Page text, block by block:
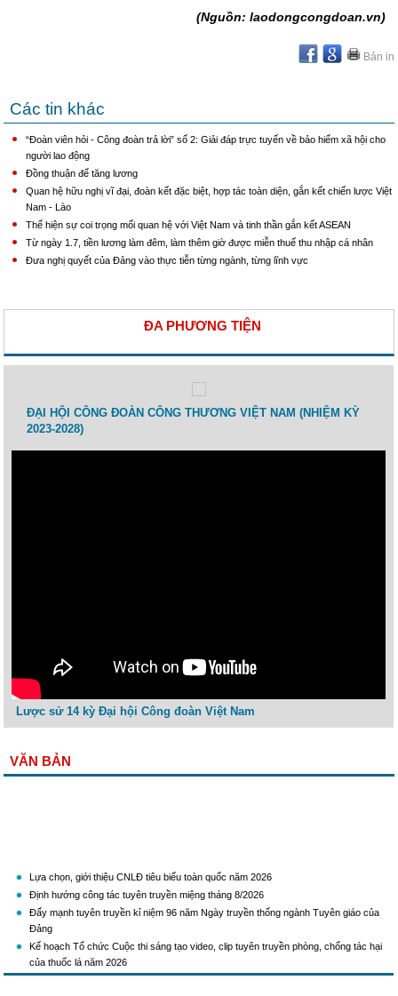
(Nguồn: laodongcongdoan.vn)
Bản in
Các tin khác
“Đoàn viên hỏi - Công đoàn trả lời” số 2: Giải đáp trực tuyến về bảo hiểm xã hội cho
người lao động
Đồng thuận để tăng lương
Quan hệ hữu nghị vĩ đại, đoàn kết đặc biệt, hợp tác toàn diện, gắn kết chiến lược Việt
Nam - Lào
Thể hiện sự coi trọng mối quan hệ với Việt Nam và tinh thần gắn kết ASEAN
Từ ngày 1.7, tiền lương làm đêm, làm thêm giờ được miễn thuế thu nhập cá nhân
Đưa nghị quyết của Đảng vào thực tiễn từng ngành, từng lĩnh vực
ĐA PHƯƠNG TIỆN
ĐẠI HỘI CÔNG ĐOÀN CÔNG THƯƠNG VIỆT NAM (NHIỆM KỲ
2023-2028)
Lược sử 14 kỳ Đại hội Công đoàn Việt Nam
VĂN BẢN
Lựa chọn, giới thiệu CNLĐ tiêu biểu toàn quốc năm 2026
Định hướng công tác tuyên truyền miệng tháng 8/2026
Đẩy mạnh tuyên truyền kỉ niệm 96 năm Ngày truyền thống ngành Tuyên giáo của
Đảng
Kế hoạch Tổ chức Cuộc thi sáng tạo video, clip tuyên truyền phòng, chống tác hại
của thuốc lá năm 2026
KH Triển khai Ch/tr hành động của CĐCTVN thực hiện Chỉ thị số 58/CT-TW ngày